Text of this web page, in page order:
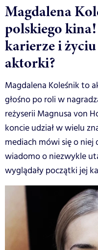
Magdalena
polskiego
karierze i
aktorki?
Magdalena Koleśnik to
głośno po roli w
reżyserii Magnusa von
koncie udział w wielu
mediach mówi się o
wiadomo o niezwykle
wyglądały początki jej